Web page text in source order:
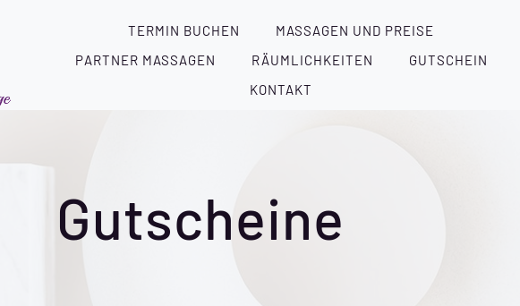
TERMIN BUCHEN
MASSAGEN UND PREISE
PARTNER MASSAGEN
RÄUMLICHKEITEN
GUTSCHEIN
KONTAKT
Gutscheine